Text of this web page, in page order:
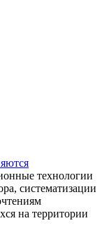
технологии
систематизации
на территории